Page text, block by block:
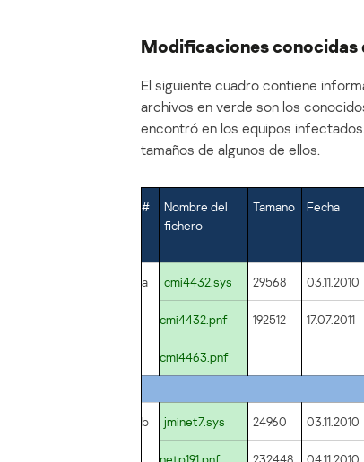
Modificaciones conocidas
El siguiente cuadro contiene
archivos en verde son los
encontró en los equipos
tamaños de algunos de ellos.
#
Nombre del
fichero
Tamano Fecha
a cmi4432.sys 29568 03.11.2010
cmi4432.pnf 192512 17.07.2011
cmi4463.pnf
b jminet7.sys 24960 03.11.2010